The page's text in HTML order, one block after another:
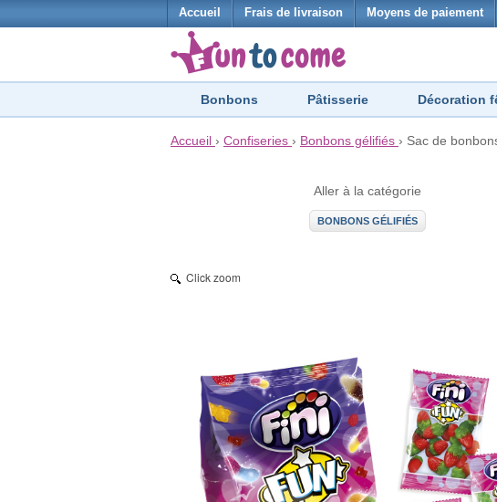
Accueil Frais de livraison Moyens de paiement
Bonbons Pâtisserie Décoration
Accueil › Confiseries › Bonbons gélifiés › Sac de
Aller à la catégorie
BONBONS GÉLIFIÉS
Click zoom